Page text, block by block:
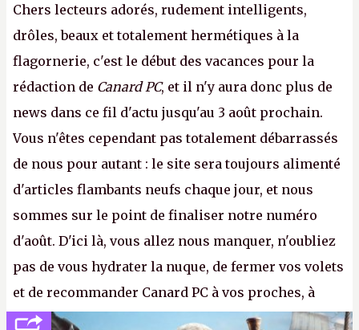
Chers lecteurs adorés, rudement intelligents,
drôles, beaux et totalement hermétiques à la
flagornerie, c'est le début des vacances pour la
rédaction de Canard PC, et il n'y aura donc plus de
news dans ce fil d'actu jusqu'au 3 août prochain.
Vous n'êtes cependant pas totalement débarrassés
de nous pour autant : le site sera toujours alimenté
d'articles flambants neufs chaque jour, et nous
sommes sur le point de finaliser notre numéro
d'août. D'ici là, vous allez nous manquer, n'oubliez
pas de vous hydrater la nuque, de fermer vos volets
et de recommander Canard PC à vos proches, à
votre famille et aux inconnus que vous croisez